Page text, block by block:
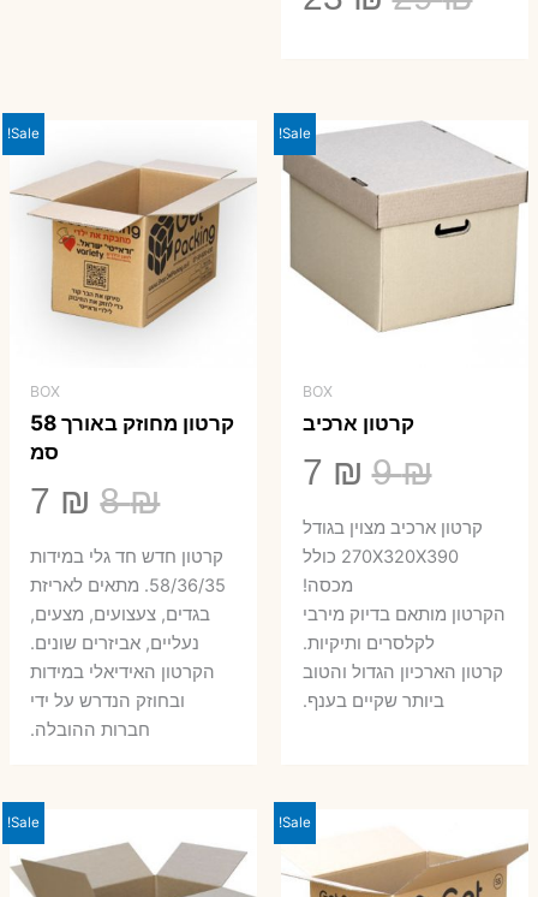
29 ₪.
23 ₪.
Sale!
BOX
קרטון ארכיב
9₪
המחיר
המקורי
היה:
9 ₪.
7 ₪
הנוכחי
הוא:
קרטון ארכיב מצוין בגודל
270X320X390 כולל
מכסה!
הקרטון מותאם בדיוק מירבי
לקלסרים ותיקיות.
קרטון הארכיון הגדול והטוב
ביותר שקיים בענף.
Sale!
BOX
קרטון מחוזק באורך 58
סמ
8₪
היה:
8 ₪.
7 ₪
7 ₪.
קרטון חדש חד גלי במידות
58/36/35. מתאים לאריזת
בגדים, צעצועים, מצעים,
נעליים, אביזרים שונים.
הקרטון האידיאלי במידות
ובחוזק הנדרש על ידי
חברות ההובלה.
Sale!
Sale!